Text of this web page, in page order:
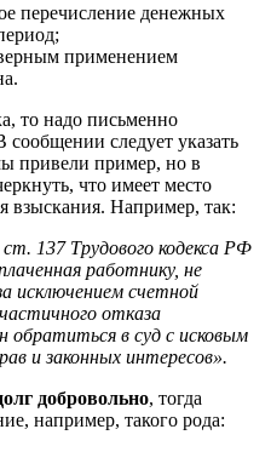
перечисление денежных
применением
то надо письменно
следует указать
привели пример, но в
что имеет место
взыскания. Например, так:
137 Трудового кодекса РФ
работнику, не
исключением счетной
отказа
в суд с исковым
и законных интересов».
добровольно, тогда
например, такого рода: